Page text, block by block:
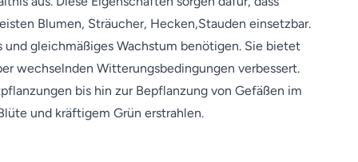
Blumen, Sträucher, Hecken,Stauden einsetzbar.
gleichmäßiges Wachstum benötigen. Sie bietet
wechselnden Witterungsbedingungen verbessert.
bis hin zur Bepflanzung von Gefäßen im
und kräftigem Grün erstrahlen.